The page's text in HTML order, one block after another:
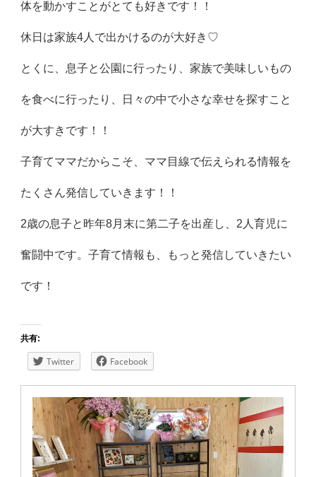
体を動かすことがとても好きです！！
休日は家族4人で出かけるのが大好き♡
とくに、息子と公園に行ったり、家族で美味しいもの
を食べに行ったり、 日々の中で小さな幸せを探すこと
が大すきです！！
子育てママだからこそ、 ママ目線で伝えられる情報を
たくさん発信していきます！！
2歳の息子と昨年8月末に第二子を出産し、 2人育児に
奮闘中です。子育て情報も、 もっと発信していきたい
です！
共有:
Twitter Facebook